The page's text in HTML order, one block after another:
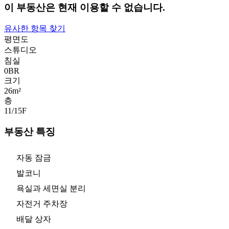
이 부동산은 현재 이용할 수 없습니다.
유사한 항목 찾기
평면도
스튜디오
침실
0BR
크기
26m²
층
11/15F
부동산 특징
자동 잠금
발코니
욕실과 세면실 분리
자전거 주차장
배달 상자